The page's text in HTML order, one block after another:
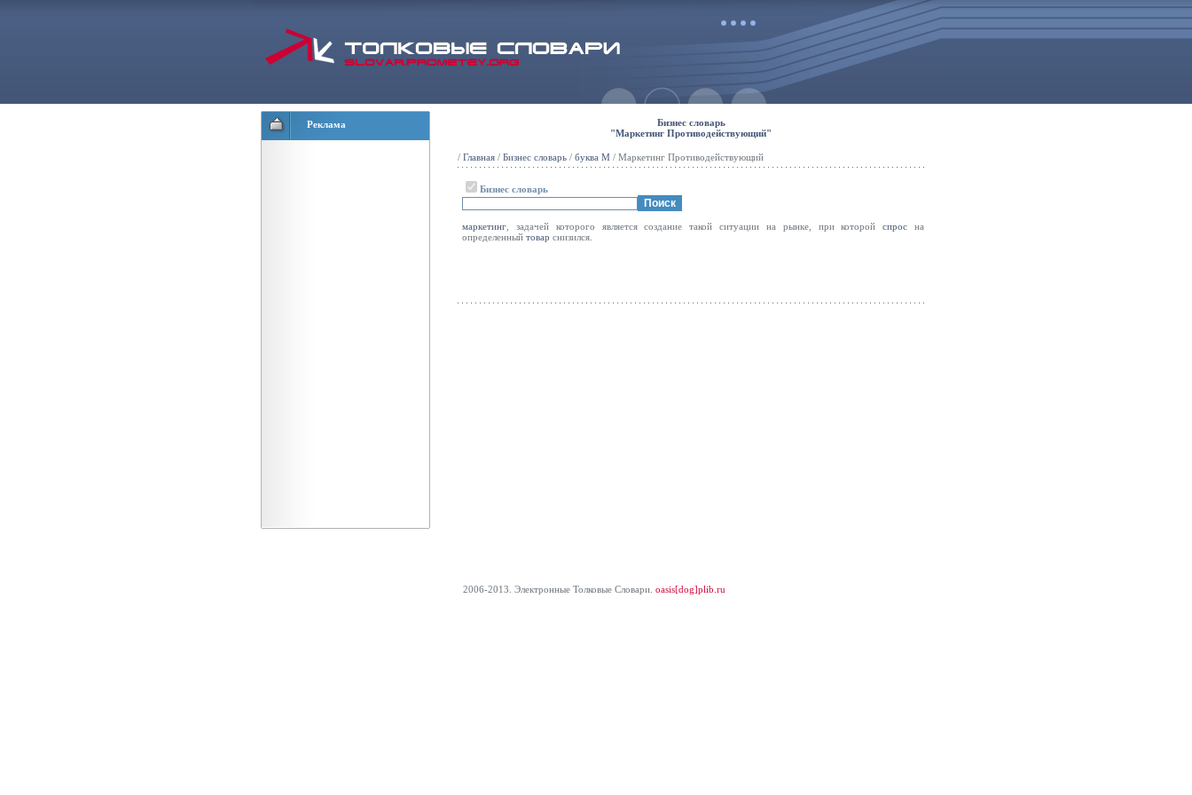
Реклама
Бизнес словарь
"Маркетинг Противодействующий"
/ Главная / Бизнес словарь / буква М / Маркетинг Противодействующий
Бизнес словарь
маркетинг , задачей которого является создание такой ситуации на рынке, при которойспрос на
определенный товар снизился.
2006-2013. Электронные Толковые Cловари. oasis[dog]plib.ru